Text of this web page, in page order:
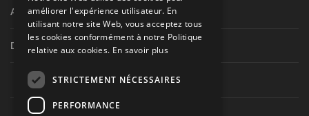
Autres séries nationales
Divers
améliorer l'expérience utilisateur. En
utilisant notre site Web, vous acceptez tous
les cookies conformément à notre Politique
relative aux cookies. En savoir plus
STRICTEMENT NÉCESSAIRES
PERFORMANCE